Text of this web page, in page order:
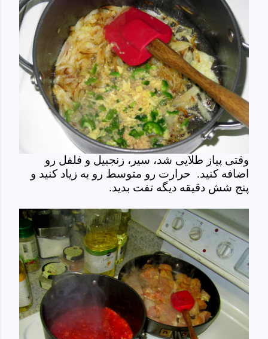
وقتی پیاز طلایی شد، سیر، زنجبیل و فلفل رو
اضافه کنید. حرارت رو متوسط رو به زیاد کنید و
پنج شش دقیقه دیگه تفت بدید.